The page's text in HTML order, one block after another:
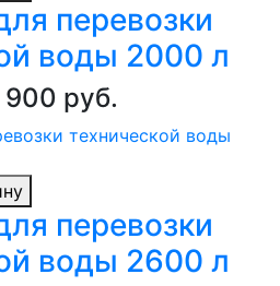
перевозки
воды 2000 л
900 руб.
перевозки
воды 2600 л